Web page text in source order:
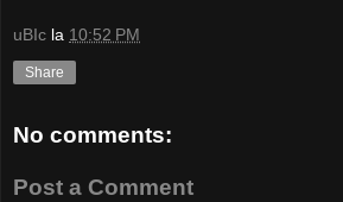
uBIc la 10:52 PM
Share
No comments:
Post a Comment